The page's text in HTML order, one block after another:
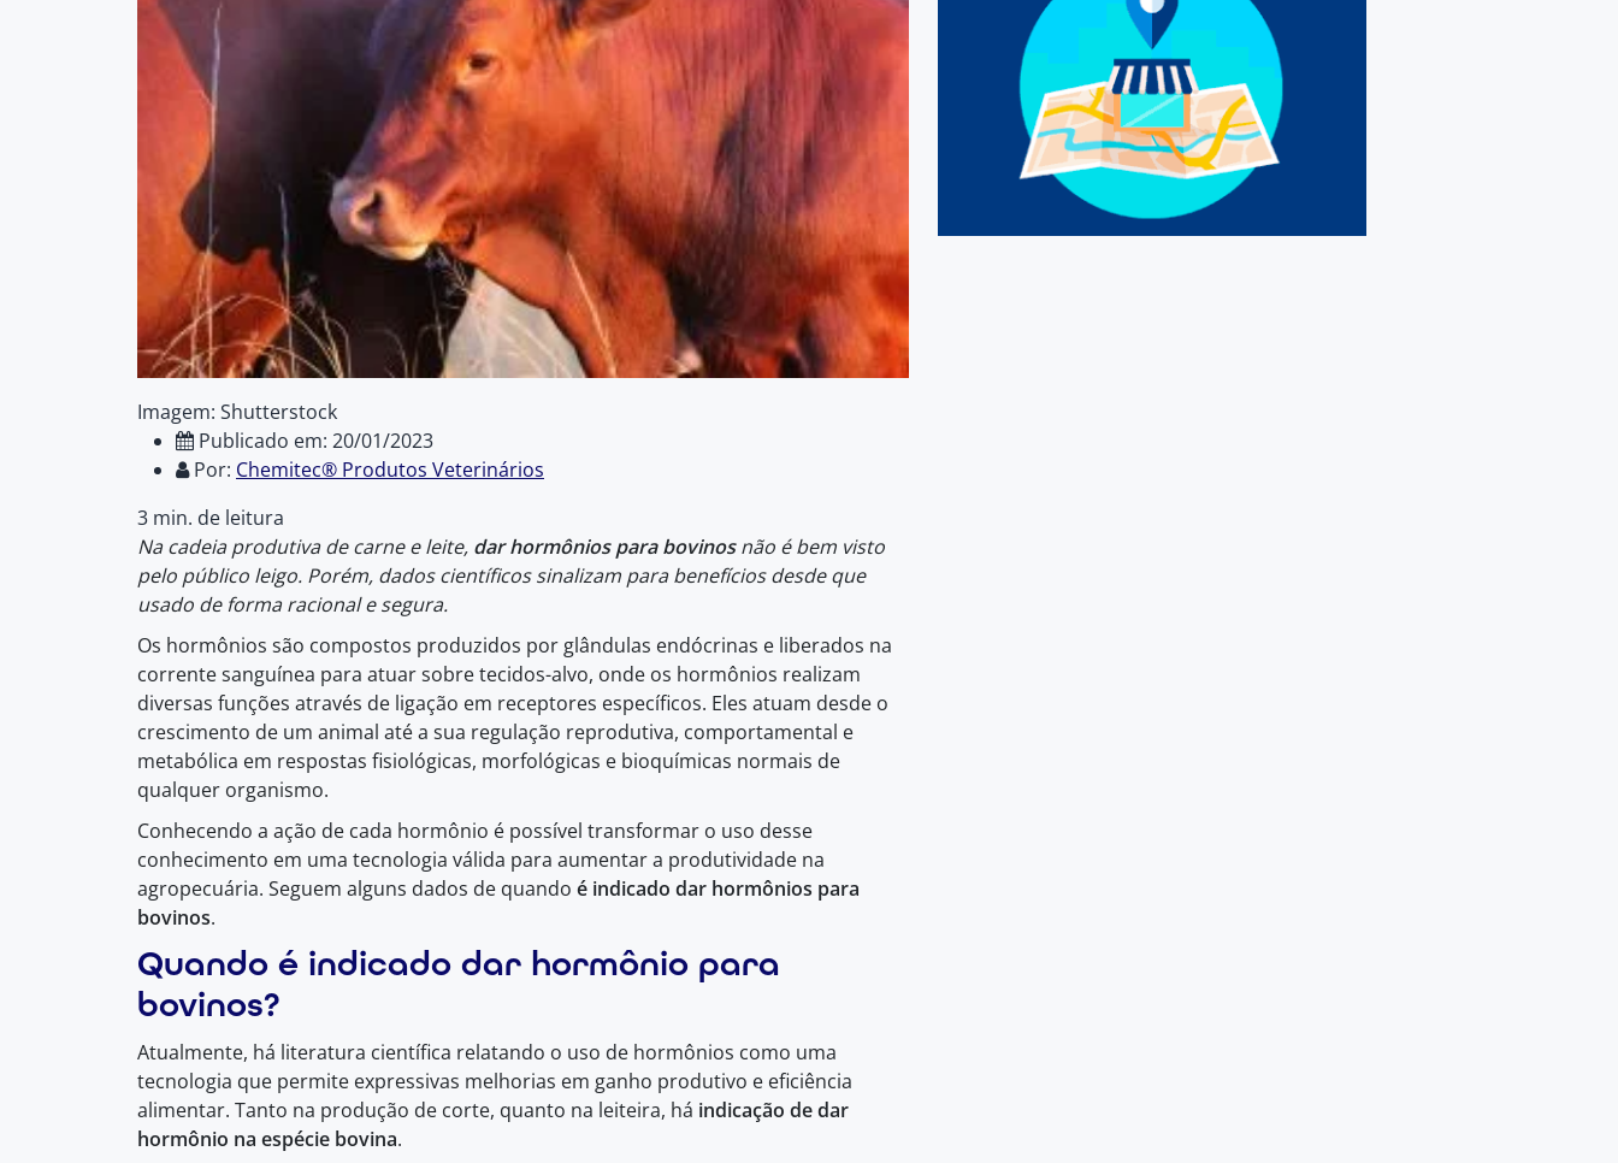
Imagem: Shutterstock
Publicado em: 20/01/2023
Por: Chemitec® Produtos Veterinários
3 min. de leitura
Na cadeia produtiva de carne e leite, dar hormônios para bovinosnão é bem visto
pelo público leigo. Porém, dados científicos sinalizam para benefícios desde que
usado de forma racional e segura.
Os hormônios são compostos produzidos por glândulas endócrinas e liberados na
corrente sanguínea para atuar sobre tecidos-alvo, onde os hormônios realizam
diversas funções através de ligação em receptores específicos. Eles atuam desde o
crescimento de um animal até a sua regulação reprodutiva, comportamental e
metabólica em respostas fisiológicas, morfológicas e bioquímicas normais de
qualquer organismo.
Conhecendo a ação de cada hormônio é possível transformar o uso desse
conhecimento em uma tecnologia válida para aumentar a produtividade na
agropecuária. Seguem alguns dados de quando é indicado dar hormônios para
bovinos.
Quando é indicado dar hormônio para
bovinos?
Atualmente, há literatura científica relatando o uso de hormônios como uma
tecnologia que permite expressivas melhorias em ganho produtivo e eficiência
alimentar. Tanto na produção de corte, quanto na leiteira, há indicação de dar
hormônio na espécie bovina.